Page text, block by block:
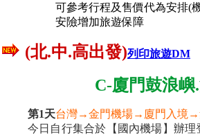
可參考行程及售價代為安排(
安險增加旅遊保障
(北.中.高出發)列印旅遊DM
C-廈門鼓浪嶼
第1天台灣→金門機場→廈門入境→
今日自行集合於【國內機場】辦